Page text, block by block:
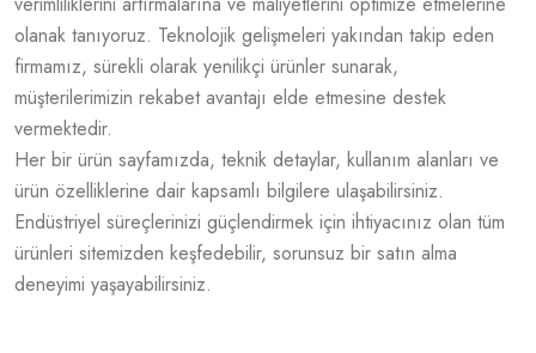
olanak tanıyoruz. Teknolojik gelişmeleri yakından takip eden
firmamız, sürekli olarak yenilikçi ürünler sunarak,
müşterilerimizin rekabet avantajı elde etmesine destek
vermektedir.
Her bir ürün sayfamızda, teknik detaylar, kullanım alanları ve
ürün özelliklerine dair kapsamlı bilgilere ulaşabilirsiniz.
Endüstriyel süreçlerinizi güçlendirmek için ihtiyacınız olan tüm
ürünleri sitemizden keşfedebilir, sorunsuz bir satın alma
deneyimi yaşayabilirsiniz.